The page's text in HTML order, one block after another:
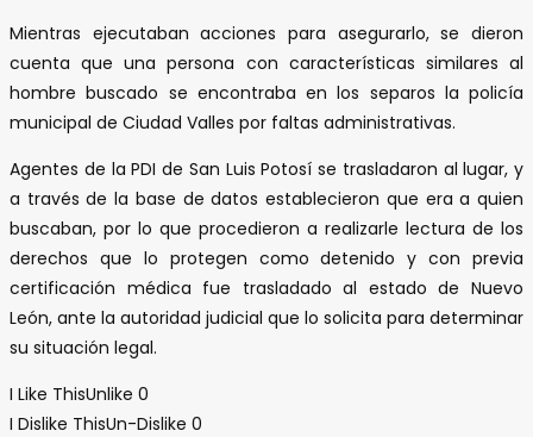
Mientras ejecutaban acciones para asegurarlo, se dieron
cuenta que una persona con características similares al
hombre buscado se encontraba en los separos la policía
municipal de Ciudad Valles por faltas administrativas.
Agentes de la PDI de San Luis Potosí se trasladaron al lugar, y
a través de la base de datos establecieron que era a quien
buscaban, por lo que procedieron a realizarle lectura de los
derechos que lo protegen como detenido y con previa
certificación médica fue trasladado al estado de Nuevo
León, ante la autoridad judicial que lo solicita para determinar
su situación legal.
I Like ThisUnlike 0
I Dislike ThisUn-Dislike 0